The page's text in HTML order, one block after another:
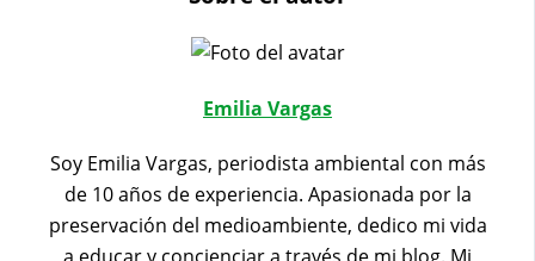
Emilia Vargas
Soy Emilia Vargas, periodista ambiental con más
de 10 años de experiencia. Apasionada por la
preservación del medioambiente, dedico mi vida